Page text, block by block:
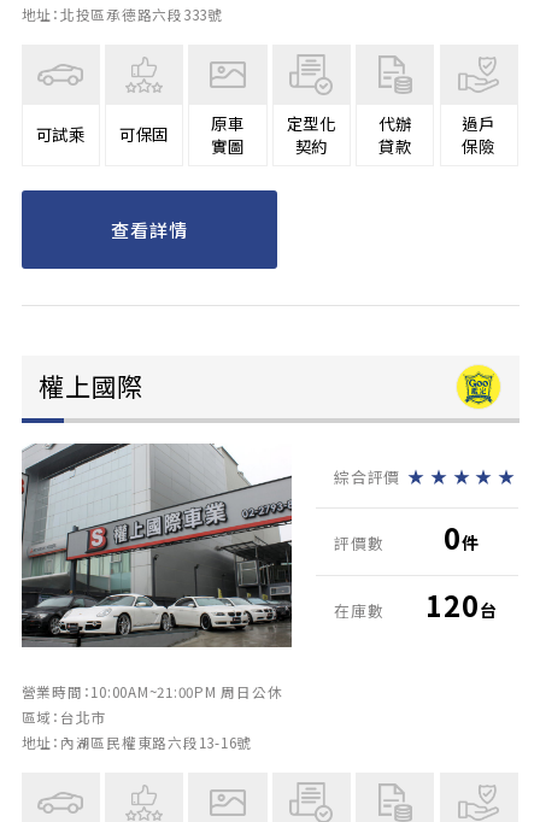
地址：北投區承德路六段333號
可試乘 可保固
原車
實圖
定型化
契約
代辦
貸款
過戶
保險
查看詳情
權上國際
營業時間：10:00AM~21:00PM 周日公休
區域：台北市
地址：內湖區民權東路六段13-16號
綜合評價 ★ ★ ★ ★ ★
評價數 0件
在庫數 120台